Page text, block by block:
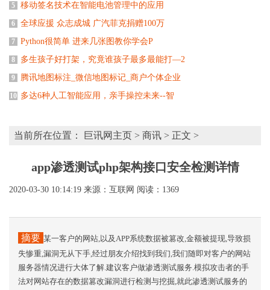
5 移动签名技术在智能电池管理中的应用
6 全球应援 众志成城 广汽菲克捐赠100万
7 Python很简单 进来几张图教你学会P
8 多生孩子好打架，究竟谁孩子最多最能打—2
9 腾讯地图标注_微信地图标记_商户个体企业
10 多达6种人工智能应用，亲手操控未来--智
当前所在位置： 巨讯网主页 > 商讯 > 正文 >
app渗透测试php架构接口安全检测详情
2020-03-30 10:14:19 来源：互联网 阅读：1369
摘要 某一客户的网站,以及APP系统数据被篡改,金额被提现,导致损
失惨重,漏洞无从下手,经过朋友介绍找到我们,我们随即对客户的网站
服务器情况进行大体了解.建议客户做渗透测试服务.模拟攻击者的手
法对网站存在的数据篡改漏洞进行检测与挖掘,就此渗透测试服务的